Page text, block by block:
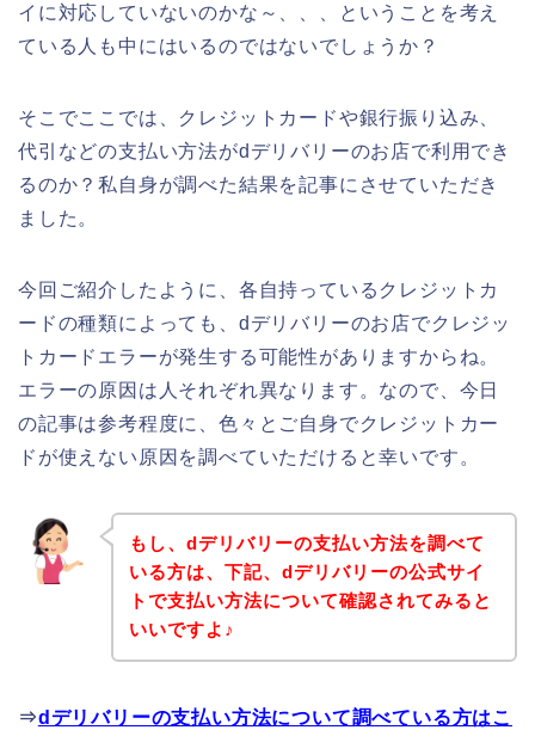
イに対応していないのかな～、、、ということを考え
ている人も中にはいるのではないでしょうか？
そこでここでは、クレジットカードや銀行振り込み、
代引などの支払い方法がdデリバリーのお店で利用でき
るのか？私自身が調べた結果を記事にさせていただき
ました。
今回ご紹介したように、各自持っているクレジットカ
ードの種類によっても、dデリバリーのお店でクレジッ
トカードエラーが発生する可能性がありますからね。
エラーの原因は人それぞれ異なります。なので、今日
の記事は参考程度に、色々とご自身でクレジットカー
ドが使えない原因を調べていただけると幸いです。
もし、dデリバリーの支払い方法を調べて
いる方は、下記、dデリバリーの公式サイ
トで支払い方法について確認されてみると
いいですよ♪
⇒dデリバリーの支払い方法について調べている方はこ